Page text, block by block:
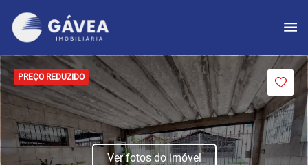
PREÇO REDUZIDO
Ver fotos do imóvel